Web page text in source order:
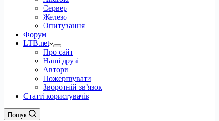
Сервер
Железо
Опитування
Форум
LTB.net
Про сайт
Наші друзі
Автори
Пожертвувати
Зворотній зв’язок
Статті користувачів
Пошук